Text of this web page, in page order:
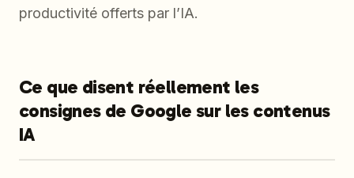
productivité offerts par l’IA.
Ce que disent réellement les
consignes de Google sur les contenus
IA